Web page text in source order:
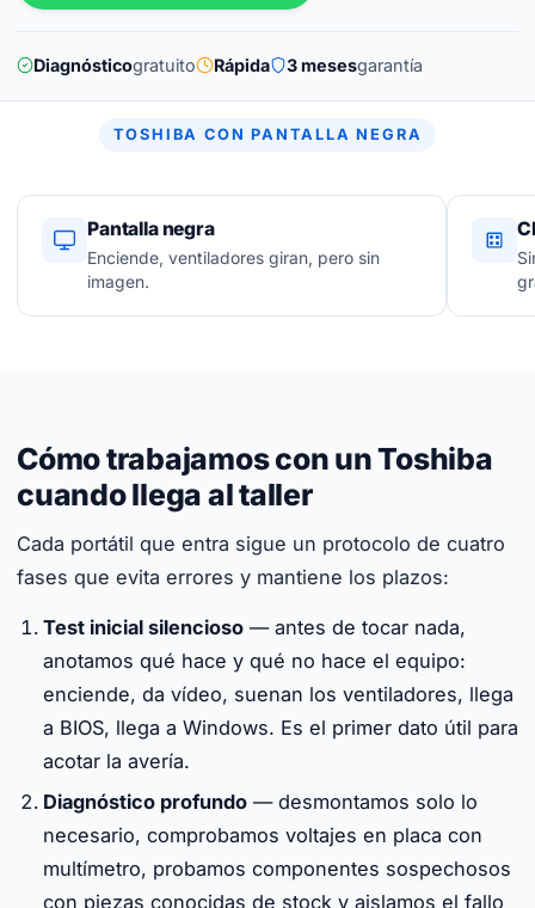
Diagnósticogratuito Rápida 3 mesesgarantía
TOSHIBA CON PANTALLA NEGRA
Pantalla negra
Enciende, ventiladores giran, pero sin
imagen.
Cómo trabajamos con un Toshiba
cuando llega al taller
Cada portátil que entra sigue un protocolo de cuatro
fases que evita errores y mantiene los plazos:
Test inicial silencioso — antes de tocar nada,
anotamos qué hace y qué no hace el equipo:
enciende, da vídeo, suenan los ventiladores, llega
a BIOS, llega a Windows. Es el primer dato útil para
acotar la avería.
Diagnóstico profundo — desmontamos solo lo
necesario, comprobamos voltajes en placa con
multímetro, probamos componentes sospechosos
con piezas conocidas de stock y aislamos el fallo